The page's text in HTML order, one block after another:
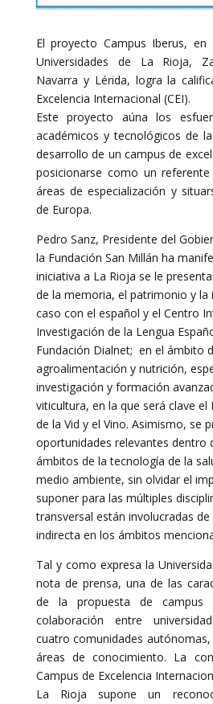
El proyecto Campus Iberus,
Universidades de La Rioja,
Navarra y Lérida, logra la
Excelencia Internacional (CEI).
Este proyecto aúna los
académicos y tecnológicos de
desarrollo de un campus de
posicionarse como un
áreas de especialización y
de Europa.
Pedro Sanz, Presidente del
la Fundación San Millán ha
iniciativa a La Rioja se le
de la memoria, el patrimonio y la
caso con el español y el Centro
Investigación de la Lengua
Fundación Dialnet; en el ámbito
agroalimentación y nutrición,
investigación y formación
viticultura, en la que será clave el
de la Vid y el Vino. Asimismo, se
oportunidades relevantes dentro
ámbitos de la tecnología de la
medio ambiente, sin olvidar el
suponer para las múltiples
transversal están involucradas
indirecta en los ámbitos
Tal y como expresa la
nota de prensa, una de las
de la propuesta de campus
colaboración entre
cuatro comunidades
áreas de conocimiento. La
Campus de Excelencia
La Rioja supone un